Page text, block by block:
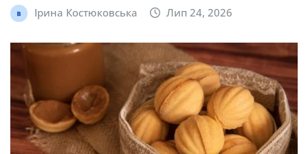
Ірина Костюковська Лип 24, 2026